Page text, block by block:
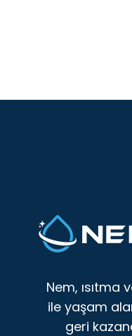
Nem, ısıtma
ile yaşam
geri